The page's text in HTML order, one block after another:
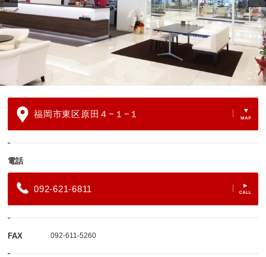
福岡市東区原田４−１−１
電話
092-621-6811
FAX 092-611-5260